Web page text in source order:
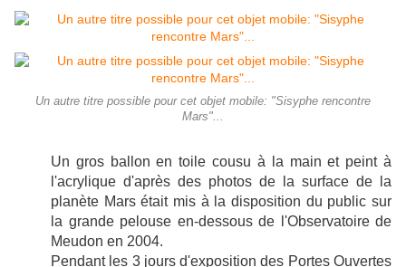
Un autre titre possible pour cet objet mobile: "Sisyphe rencontre
Mars"...
Un gros ballon en toile cousu à la main et peint à
l'acrylique d'après des photos de la surface de la
planète Mars était mis à la disposition du public sur
la grande pelouse en-dessous de l'Observatoire de
Meudon en 2004.
Pendant les 3 jours d'exposition des Portes Ouvertes